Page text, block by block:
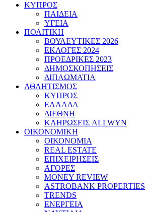
ΚΥΠΡΟΣ
ΠΑΙΔΕΙΑ
ΥΓΕΙΑ
ΠΟΛΙΤΙΚΗ
ΒΟΥΛΕΥΤΙΚΕΣ 2026
ΕΚΛΟΓΕΣ 2024
ΠΡΟΕΔΡΙΚΕΣ 2023
ΔΗΜΟΣΚΟΠΗΣΕΙΣ
ΔΙΠΛΩΜΑΤΙΑ
ΑΘΛΗΤΙΣΜΟΣ
ΚΥΠΡΟΣ
ΕΛΛΑΔΑ
ΔΙΕΘΝΗ
ΚΛΗΡΩΣΕΙΣ ALLWYN
ΟΙΚΟΝΟΜΙΚΗ
ΟΙΚΟΝΟΜΙΑ
REAL ESTATE
ΕΠΙΧΕΙΡΗΣΕΙΣ
ΑΓΟΡΕΣ
MONEY REVIEW
ASTROBANK PROPERTIES
TRENDS
ΕΝΕΡΓΕΙΑ